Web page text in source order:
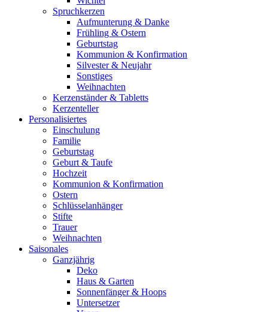
Spruchkerzen
Aufmunterung & Danke
Frühling & Ostern
Geburtstag
Kommunion & Konfirmation
Silvester & Neujahr
Sonstiges
Weihnachten
Kerzenständer & Tabletts
Kerzenteller
Personalisiertes
Einschulung
Familie
Geburtstag
Geburt & Taufe
Hochzeit
Kommunion & Konfirmation
Ostern
Schlüsselanhänger
Stifte
Trauer
Weihnachten
Saisonales
Ganzjährig
Deko
Haus & Garten
Sonnenfänger & Hoops
Untersetzer